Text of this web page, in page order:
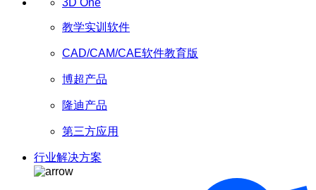
3D One
教学实训软件
CAD/CAM/CAE软件教育版
博超产品
隆迪产品
第三方应用
行业解决方案